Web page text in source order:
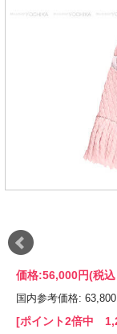
価格:56,000円(税
国内参考価格:
[ポイント2倍中